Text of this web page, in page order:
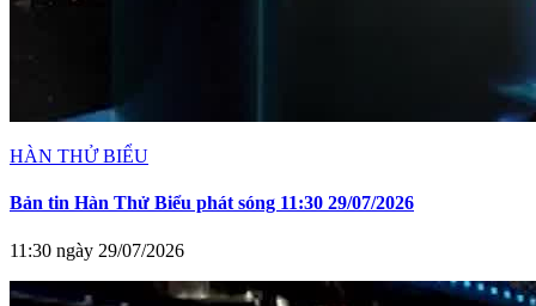
HÀN THỬ BIỂU
Bản tin Hàn Thử Biểu phát sóng 11:30 29/07/2026
11:30 ngày 29/07/2026